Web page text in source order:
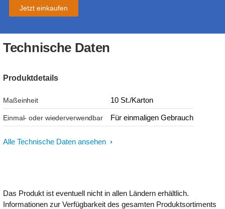
Jetzt einkaufen
Technische Daten
Produktdetails
Maßeinheit 10 St./Karton
Einmal- oder wiederverwendbar Für einmaligen Gebrauch
Alle Technische Daten ansehen
Das Produkt ist eventuell nicht in allen Ländern erhältlich.
Informationen zur Verfügbarkeit des gesamten Produktsortiments